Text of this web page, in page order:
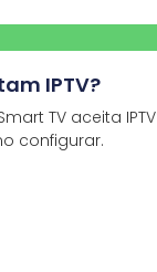
IPTV?
TV aceita
configurar.